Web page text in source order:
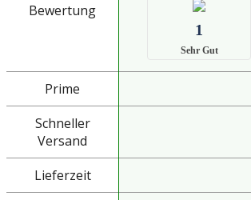
Bewertung
1
Sehr Gut
Prime
Schneller
Versand
Lieferzeit